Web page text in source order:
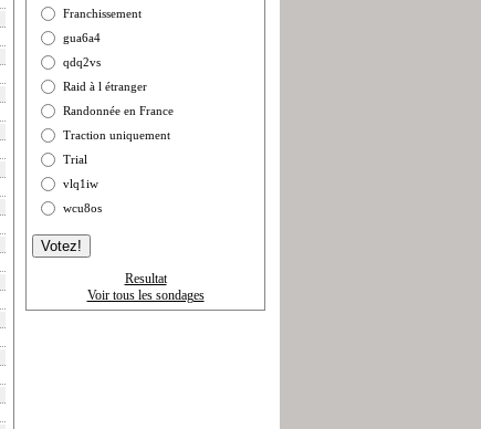
Franchissement
gua6a4
qdq2vs
Raid à l étranger
Randonnée en France
Traction uniquement
Trial
vlq1iw
wcu8os
Resultat
Voir tous les sondages